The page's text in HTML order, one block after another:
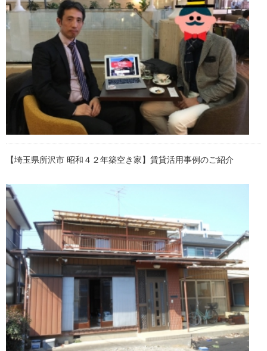
【埼玉県所沢市 昭和４２年築空き家】賃貸活用事例のご紹介